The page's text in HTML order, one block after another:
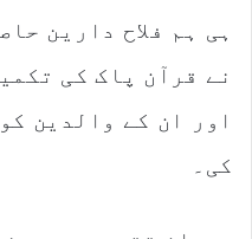
ہی ہم فلاح دارین
نے قرآن پاک کی
اور ان کے والدین
کی۔